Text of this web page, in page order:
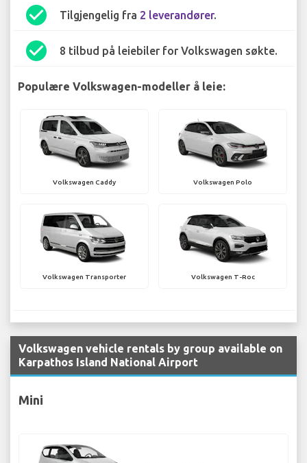
check_circle Tilgjengelig fra 2 leverandører.
check_circle 8 tilbud på leiebiler for Volkswagen søkte.
Populære Volkswagen-modeller å leie:
Volkswagen Caddy Volkswagen Polo
Volkswagen Transporter Volkswagen T-Roc
Volkswagen vehicle rentals by group available on
Karpathos Island National Airport
Mini